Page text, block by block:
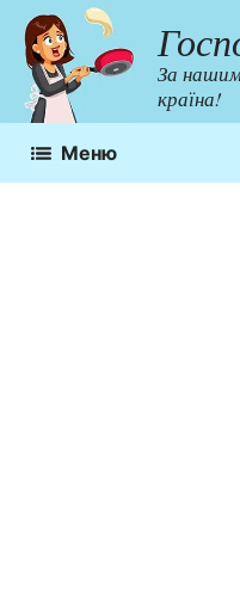
Перейти
до
контенту
За
країна!
Меню